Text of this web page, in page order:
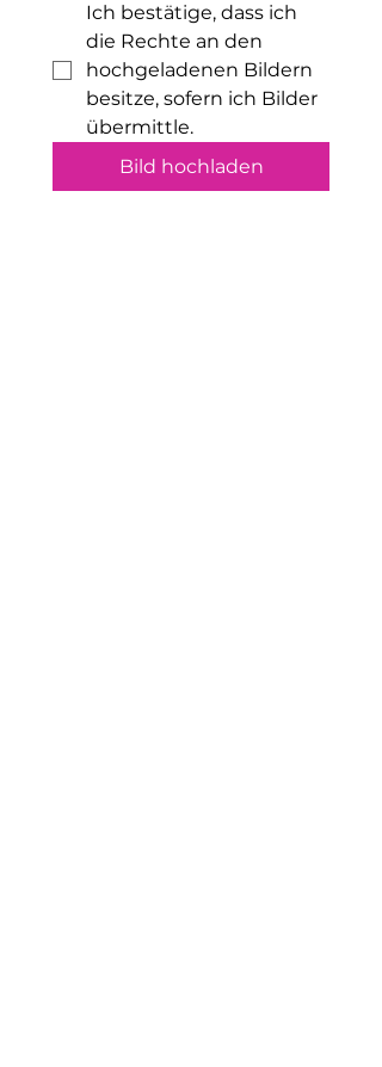
Ich bestätige, dass ich
die Rechte an den
hochgeladenen Bildern
besitze, sofern ich Bilder
übermittle.
Bild hochladen